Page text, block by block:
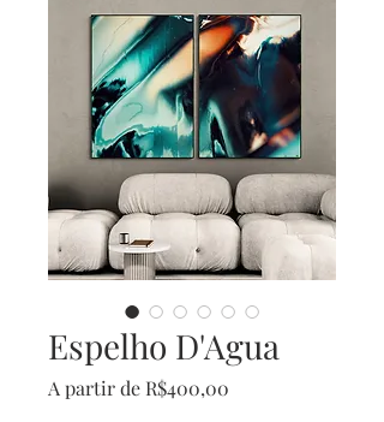
Espelho D'Agua
A partir de R$400,00